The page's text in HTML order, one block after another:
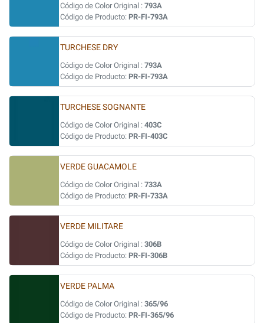
Código de Color Original : 793A
Código de Producto: PR-FI-793A
TURCHESE DRY
Código de Color Original : 793A
Código de Producto: PR-FI-793A
TURCHESE SOGNANTE
Código de Color Original : 403C
Código de Producto: PR-FI-403C
VERDE GUACAMOLE
Código de Color Original : 733A
Código de Producto: PR-FI-733A
VERDE MILITARE
Código de Color Original : 306B
Código de Producto: PR-FI-306B
VERDE PALMA
Código de Color Original : 365/96
Código de Producto: PR-FI-365/96